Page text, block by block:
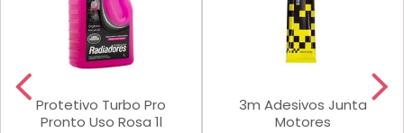
Protetivo Turbo Pro
Pronto Uso Rosa 1l
3m Adesivos Junta
Motores